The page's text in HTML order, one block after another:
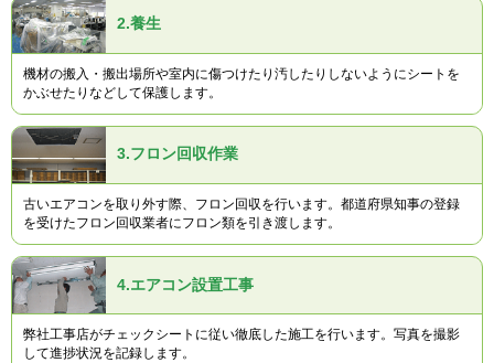
2.養生
機材の搬入・搬出場所や室内に傷つけたり汚したりしないようにシートを
かぶせたりなどして保護します。
3.フロン回収作業
古いエアコンを取り外す際、フロン回収を行います。都道府県知事の登録
を受けたフロン回収業者にフロン類を引き渡します。
4.エアコン設置工事
弊社工事店がチェックシートに従い徹底した施工を行います。写真を撮影
して進捗状況を記録します。